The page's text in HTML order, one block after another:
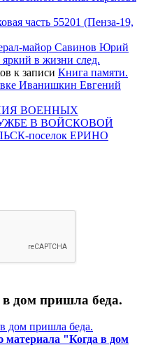
часть 55201 (Пенза-19,
майор Савинов Юрий
в жизни след.
к записи Книга памяти.
Иванишкин Евгений
ВОЕННЫХ
В ВОЙСКОВОЙ
поселок ЕРИНО
в дом пришла беда.
дом пришла беда.
материала "Когда в дом